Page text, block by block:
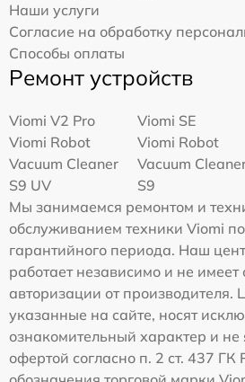
Наши услуги
Согласие на обработку
Способы оплаты
Ремонт устройств
Viomi V2 Pro
Viomi SE
Viomi Robot
Vacuum Cleaner
S9 UV
Viomi Robot
Vacuum
S9
Мы занимаемся ремонтом и
обслуживанием техники Viomi
гарантийного периода. Наш
работает независимо и не
авторизации от производителя.
указанные на сайте, носят
ознакомительный характер и не
офертой согласно п. 2 ст. 437